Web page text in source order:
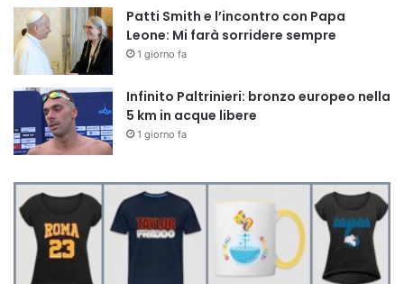
Patti Smith e l’incontro con Papa
Leone: Mi farà sorridere sempre
1 giorno fa
Infinito Paltrinieri: bronzo europeo nella
5 km in acque libere
1 giorno fa